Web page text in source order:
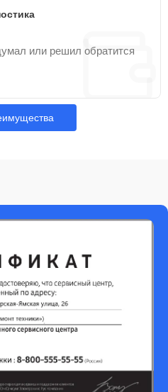
или решил обратится